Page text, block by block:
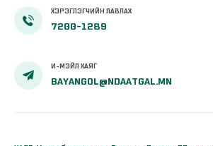
ХЭРЭГЛЭГЧИЙН ЛАВЛАХ
7200-1289
И-МЭЙЛ ХАЯГ
BAYANGOL@NDAATGAL.MN